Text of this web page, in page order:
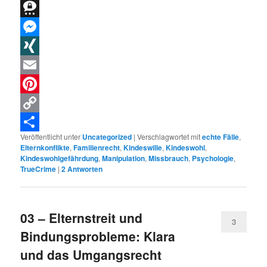
WhatsApp
Threema
Messenger
XING
Email
Pinterest
Copy
Link
Teilen
Veröffentlicht unter Uncategorized |Verschlagwortet mitechte Fälle,
Elternkonflikte,Familienrecht,Kindeswille,Kindeswohl,
Kindeswohlgefährdung,Manipulation,Missbrauch, Psychologie,
TrueCrime |2Antworten
03 – Elternstreit und
Bindungsprobleme: Klara
und das Umgangsrecht
3